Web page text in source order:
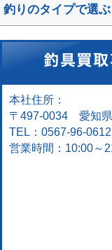
釣りのタイプで選ぶ
本社住所：
〒497-0034 愛知
TEL：0567-96-0612
営業時間：10:00